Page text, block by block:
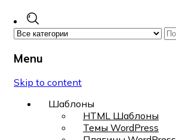
Menu
Skip to content
Шаблоны
HTML Шаблоны
Темы WordPress